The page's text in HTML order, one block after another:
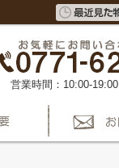
営業時間：10:00-19:00